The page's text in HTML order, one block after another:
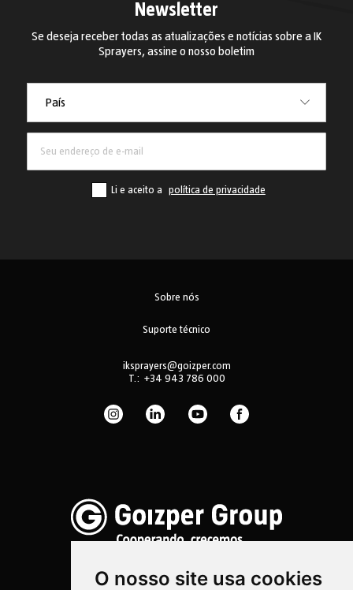
O nosso site usa cookies
Newsletter
Se deseja receber todas as atualizações e notícias sobre a IK
Sprayers, assine o nosso boletim
País
Li e aceito a política de privacidade
Sobre nós
Suporte técnico
iksprayers@goizper.com
T.: +34 943 786 000